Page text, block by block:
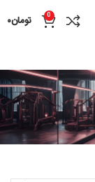
0 تومان۰